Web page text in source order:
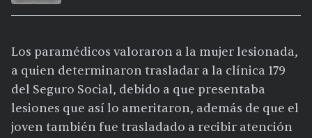
Los paramédicos valoraron a la mujer lesionada,
a quien determinaron trasladar a la clínica 179
del Seguro Social, debido a que presentaba
lesiones que así lo ameritaron, además de que el
joven también fue trasladado a recibir atención